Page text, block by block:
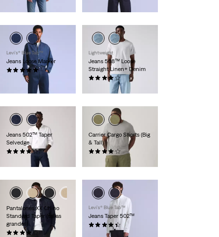
280,00 € 175,00 €
Levi’s® Blue Tab™
Jeans Loose Marker
(28)
220,00 €
Lightweight
Jeans 568™ Loose
Straight Linen+ Denim
(76)
Jeans 502™ Taper
Selvedge
(107)
Carrier Cargo Shorts (Big
& Tall)
(14)
59,00 €
Pantalones XX Chino
Standard Taper (tallas
grandes)
Levi’s® Blue Tab™
Jeans Taper 502™
(20)
250,00 €